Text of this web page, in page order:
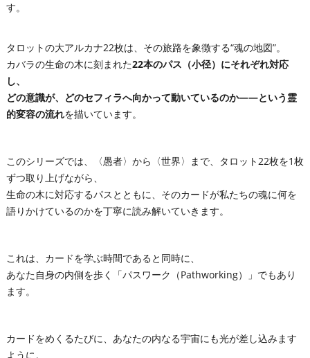
す。
タロットの大アルカナ22枚は、その旅路を象徴する“魂の地図”。
カバラの生命の木に刻まれた22本のパス（小径） にそれぞれ対応
し、
どの意識が、どのセフィラへ向かって動いているのか――という 霊
的変容の流れを描いています。
このシリーズでは、〈愚者〉から〈世界〉まで、タロット22枚を1枚
ずつ取り上げながら、
生命の木に対応するパスとともに、そのカードが私たちの魂に何を
語りかけているのかを丁寧に読み解いていきます。
これは、カードを学ぶ時間であると同時に、
あなた自身の内側を歩く「パスワーク（Pathworking）」でもあり
ます。
カードをめくるたびに、あなたの内なる宇宙にも光が差し込みます
ように。